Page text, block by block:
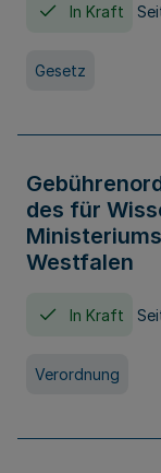
In Kraft
Gesetz
des für
Westfalen
In Kraft
Verordnung